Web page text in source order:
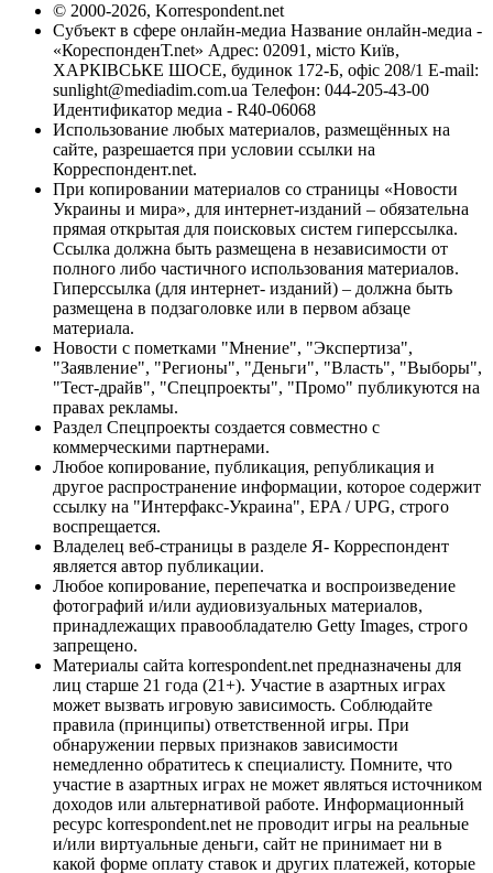
© 2000-2026, Korrespondent.net
Субъект в сфере онлайн-медиа Название онлайн-медиа -
«КореспонденТ.net» Адрес: 02091, місто Київ,
ХАРКІВСЬКЕ ШОСЕ, будинок 172-Б, офіс 208/1 E-mail:
sunlight@mediadim.com.ua Телефон: 044-205-43-00
Идентификатор медиа - R40-06068
Использование любых материалов, размещённых на
сайте, разрешается при условии ссылки на
Корреспондент.net.
При копировании материалов со страницы «Новости
Украины и мира», для интернет-изданий – обязательна
прямая открытая для поисковых систем гиперссылка.
Ссылка должна быть размещена в независимости от
полного либо частичного использования материалов.
Гиперссылка (для интернет- изданий) – должна быть
размещена в подзаголовке или в первом абзаце
материала.
Новости с пометками "Мнение", "Экспертиза",
"Заявление", "Регионы", "Деньги", "Власть", "Выборы",
"Тест-драйв", "Спецпроекты", "Промо" публикуются на
правах рекламы.
Раздел Спецпроекты создается совместно с
коммерческими партнерами.
Любое копирование, публикация, републикация и
другое распространение информации, которое содержит
ссылку на "Интерфакс-Украина", EPA / UPG, строго
воспрещается.
Владелец веб-страницы в разделе Я- Корреспондент
является автор публикации.
Любое копирование, перепечатка и воспроизведение
фотографий и/или аудиовизуальных материалов,
принадлежащих правообладателю Getty Images, строго
запрещено.
Материалы сайта korrespondent.net предназначены для
лиц старше 21 года (21+). Участие в азартных играх
может вызвать игровую зависимость. Соблюдайте
правила (принципы) ответственной игры. При
обнаружении первых признаков зависимости
немедленно обратитесь к специалисту. Помните, что
участие в азартных играх не может являться источником
доходов или альтернативой работе. Информационный
ресурс korrespondent.net не проводит игры на реальные
и/или виртуальные деньги, сайт не принимает ни в
какой форме оплату ставок и других платежей, которые